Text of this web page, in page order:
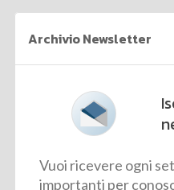
Archivio Newsletter
Vuoi ricevere ogni
importanti per